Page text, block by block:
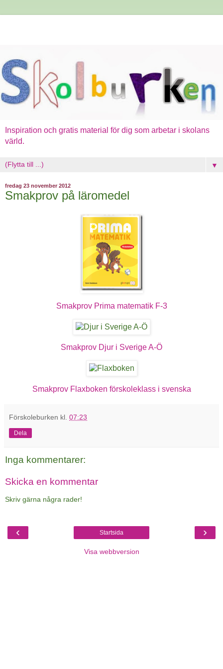
Inspiration och gratis material för dig som arbetar i skolans
värld.
▼
fredag 23 november 2012
Smakprov på läromedel
Smakprov Prima matematik F-3
Smakprov Djur i Sverige A-Ö
Smakprov Flaxboken förskoleklass i svenska
Förskoleburken kl. 07:23
Dela
Inga kommentarer:
Skicka en kommentar
Skriv gärna några rader!
‹ ›
Startsida
Visa webbversion